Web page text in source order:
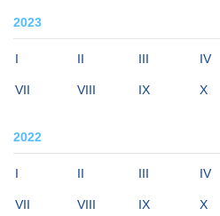
2023
I II III IV
VII VIII IX X
2022
I II III IV
VII VIII IX X